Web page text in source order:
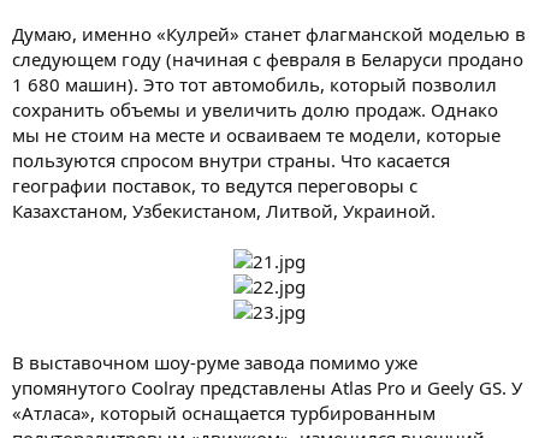
Думаю, именно «Кулрей» станет флагманской моделью в
следующем году (начиная с февраля в Беларуси продано
1 680 машин). Это тот автомобиль, который позволил
сохранить объемы и увеличить долю продаж. Однако
мы не стоим на месте и осваиваем те модели, которые
пользуются спросом внутри страны. Что касается
географии поставок, то ведутся переговоры с
Казахстаном, Узбекистаном, Литвой, Украиной.
В выставочном шоу-руме завода помимо уже
упомянутого Coolray представлены Atlas Pro и Geely GS. У
«Атласа», который оснащается турбированным